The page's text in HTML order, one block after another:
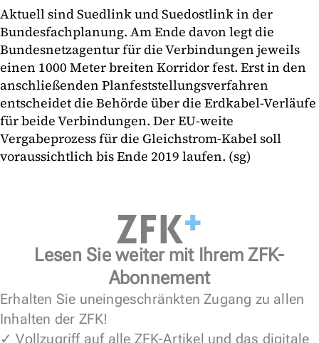
Aktuell sind Suedlink und Suedostlink in der
Bundesfachplanung. Am Ende davon legt die
Bundesnetzagentur für die Verbindungen jeweils
einen 1000 Meter breiten Korridor fest. Erst in den
anschließenden Planfeststellungsverfahren
entscheidet die Behörde über die Erdkabel-Verläufe
für beide Verbindungen. Der EU-weite
Vergabeprozess für die Gleichstrom-Kabel soll
voraussichtlich bis Ende 2019 laufen. (sg)
Lesen Sie weiter mit Ihrem ZFK-
Abonnement
Erhalten Sie uneingeschränkten Zugang zu allen
Inhalten der ZFK!
✓ Vollzugriff auf alle ZFK-Artikel und das digitale